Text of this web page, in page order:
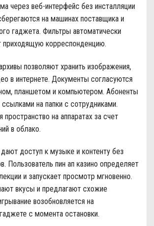
через веб-интерфейс без инсталляции
на машинах поставщика и
гаджета. Фильтры автоматически
приходящую корреспонденцию.
позволяют хранить изображения,
в интернете. Документы согласуются
планшетом и компьютером. Абоненты
на папки с сотрудниками.
на аппаратах за счет
в облако.
доступ к музыке и контенту без
Пользователь пин ап казино определяет
и запускает просмотр мгновенно.
вкусы и предлагают схожие
возобновляется на
с момента остановки.